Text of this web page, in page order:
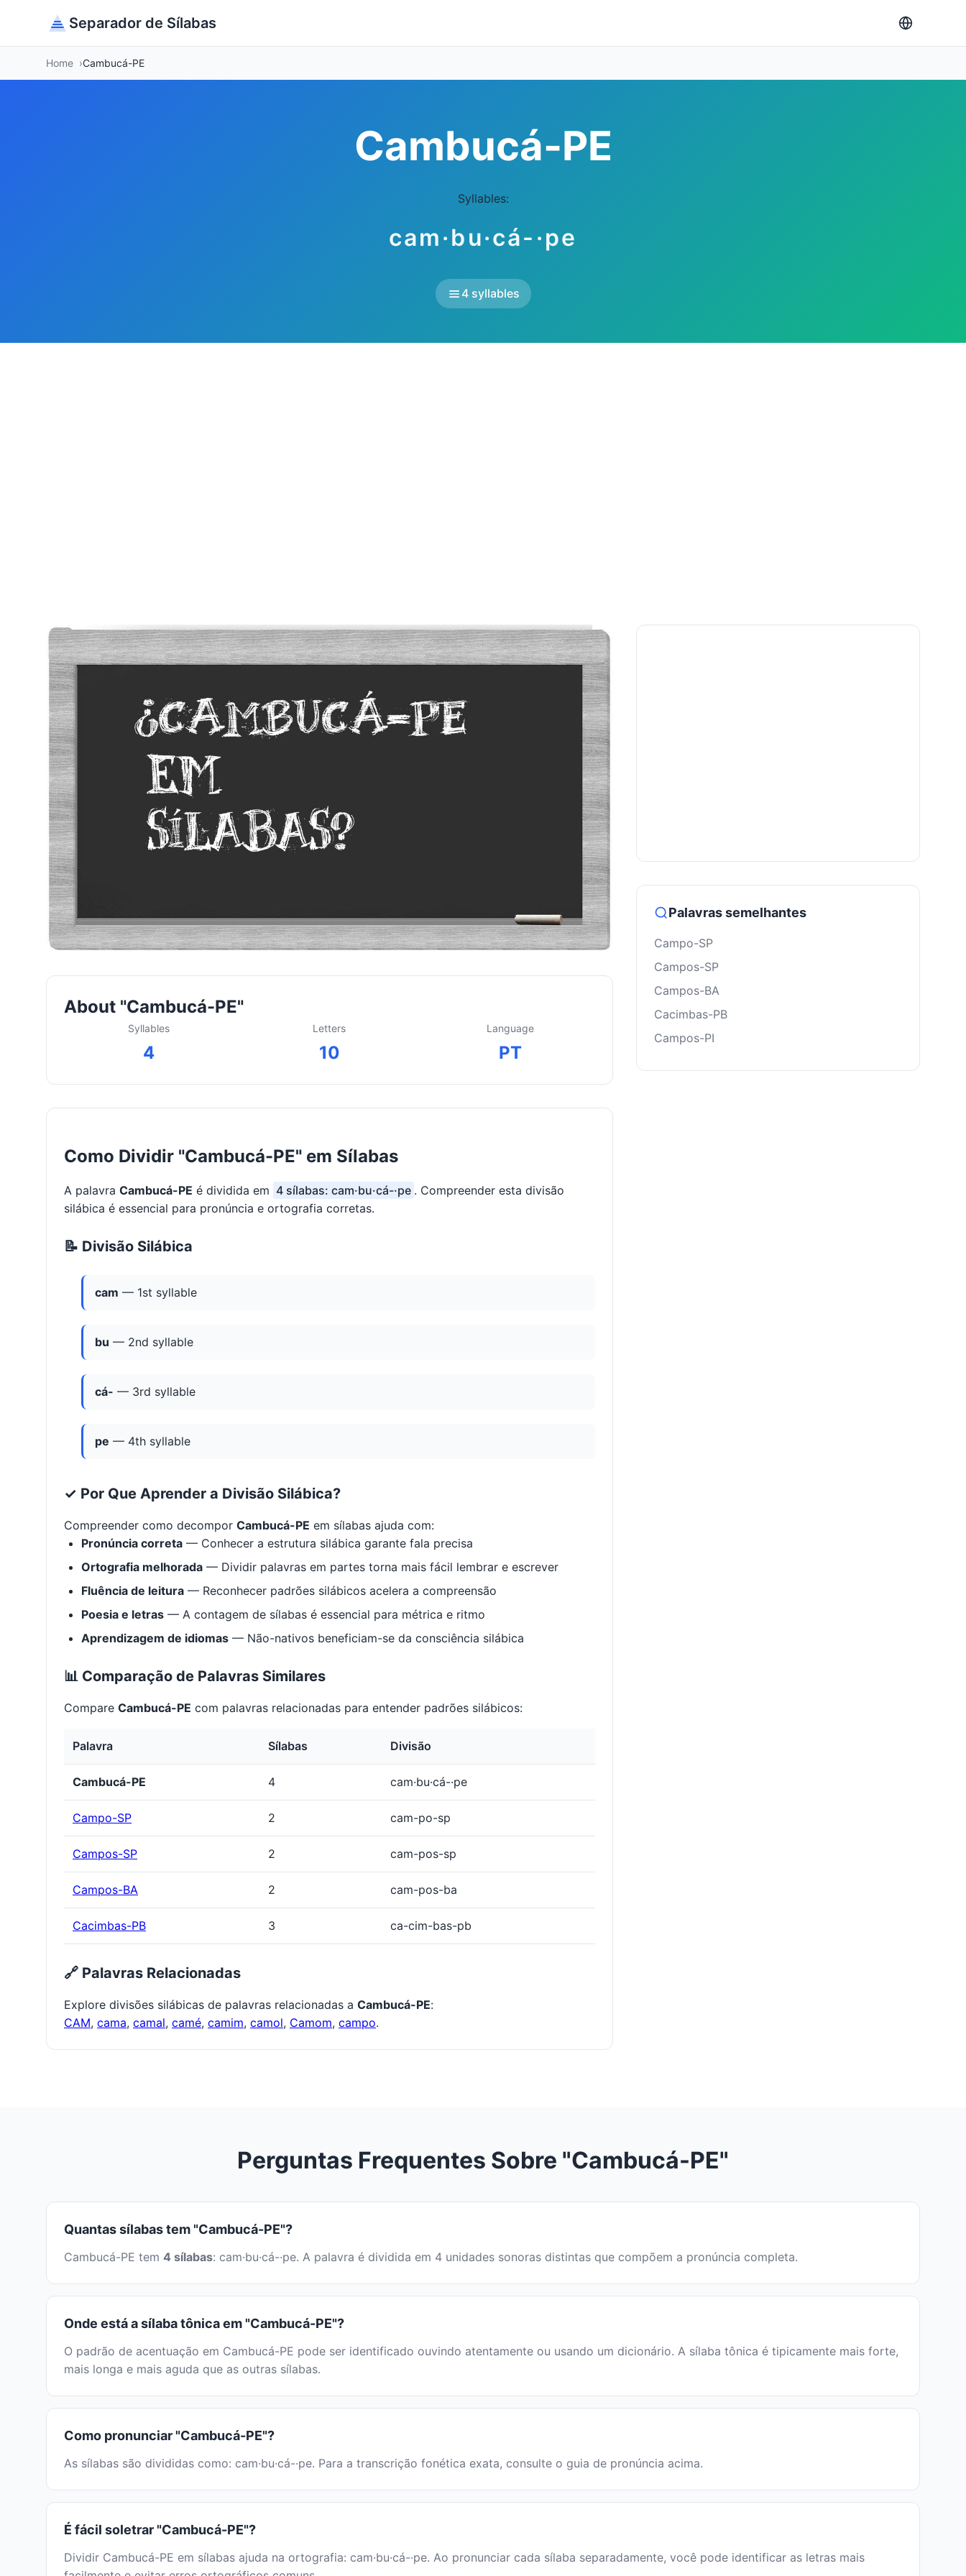
Separador de Sílabas
Home Cambucá-PE
Cambucá-PE
Syllables:
cam·bu·cá-·pe
4 syllables
About "Cambucá-PE"
Syllables
4
Letters
10
Language
PT
Como Dividir "Cambucá-PE" em Sílabas
A palavra Cambucá-PE é dividida em 4 sílabas: cam·bu·cá-·pe . Compreender esta divisão
silábica é essencial para pronúncia e ortografia corretas.
📝 Divisão Silábica
cam — 1st syllable
bu — 2nd syllable
cá- — 3rd syllable
pe — 4th syllable
✓ Por Que Aprender a Divisão Silábica?
Compreender como decompor Cambucá-PE em sílabas ajuda com:
Pronúncia correta — Conhecer a estrutura silábica garante fala precisa
Ortografia melhorada — Dividir palavras em partes torna mais fácil lembrar e escrever
Fluência de leitura — Reconhecer padrões silábicos acelera a compreensão
Poesia e letras — A contagem de sílabas é essencial para métrica e ritmo
Aprendizagem de idiomas — Não-nativos beneficiam-se da consciência silábica
📊 Comparação de Palavras Similares
Compare Cambucá-PE com palavras relacionadas para entender padrões silábicos:
Palavra Sílabas Divisão
Cambucá-PE 4 cam·bu·cá-·pe
Campo-SP 2 cam-po-sp
Campos-SP 2 cam-pos-sp
Campos-BA 2 cam-pos-ba
Cacimbas-PB 3 ca-cim-bas-pb
🔗 Palavras Relacionadas
Explore divisões silábicas de palavras relacionadas a Cambucá-PE:
CAM, cama, camal, camé, camim, camol, Camom, campo.
Palavras semelhantes
Campo-SP
Campos-SP
Campos-BA
Cacimbas-PB
Campos-PI
Perguntas Frequentes Sobre "Cambucá-PE"
Quantas sílabas tem "Cambucá-PE"?
Cambucá-PE tem 4 sílabas: cam·bu·cá-·pe. A palavra é dividida em 4 unidades sonoras distintas que compõem a pronúncia completa.
Onde está a sílaba tônica em "Cambucá-PE"?
O padrão de acentuação em Cambucá-PE pode ser identificado ouvindo atentamente ou usando um dicionário. A sílaba tônica é tipicamente mais forte,
mais longa e mais aguda que as outras sílabas.
Como pronunciar "Cambucá-PE"?
As sílabas são divididas como: cam·bu·cá-·pe. Para a transcrição fonética exata, consulte o guia de pronúncia acima.
É fácil soletrar "Cambucá-PE"?
Dividir Cambucá-PE em sílabas ajuda na ortografia: cam·bu·cá-·pe. Ao pronunciar cada sílaba separadamente, você pode identificar as letras mais